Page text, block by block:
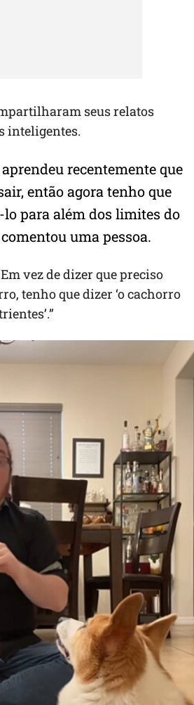
seus relatos
inteligentes.
recentemente que
então agora tenho que
lo para além dos limites do
comentou uma pessoa.
vez de dizer que preciso
tenho que dizer ‘o cachorro